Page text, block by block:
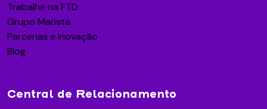
Trabalhe na FTD
Grupo Marista
Parcerias e Inovação
Blog
Central de Relacionamento